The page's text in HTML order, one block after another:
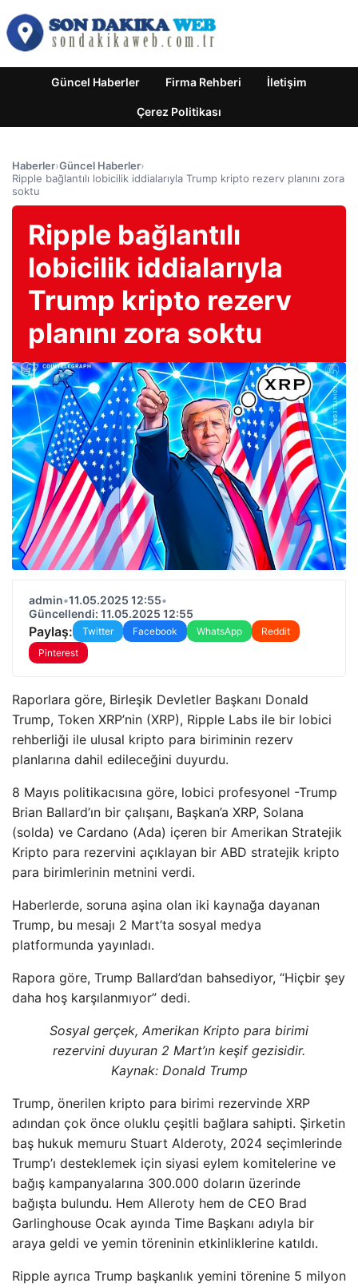
Güncel Haberler Firma Rehberi İletişim
Çerez Politikası
Haberler›Güncel Haberler›
Ripple bağlantılı lobicilik iddialarıyla Trump kripto rezerv planını zora
soktu
Ripple bağlantılı
lobicilik iddialarıyla
Trump kripto rezerv
planını zora soktu
admin•11.05.2025 12:55•
Güncellendi: 11.05.2025 12:55
Paylaş: Twitter Facebook WhatsApp
Reddit
Pinterest
Raporlara göre, Birleşik Devletler Başkanı Donald
Trump, Token XRP’nin (XRP), Ripple Labs ile bir lobici
rehberliği ile ulusal kripto para biriminin rezerv
planlarına dahil edileceğini duyurdu.
8 Mayıs politikacısına göre, lobici profesyonel -Trump
Brian Ballard’ın bir çalışanı, Başkan’a XRP, Solana
(solda) ve Cardano (Ada) içeren bir Amerikan Stratejik
Kripto para rezervini açıklayan bir ABD stratejik kripto
para birimlerinin metnini verdi.
Haberlerde, soruna aşina olan iki kaynağa dayanan
Trump, bu mesajı 2 Mart’ta sosyal medya
platformunda yayınladı.
Rapora göre, Trump Ballard’dan bahsediyor, “Hiçbir şey
daha hoş karşılanmıyor” dedi.
Sosyal gerçek, Amerikan Kripto para birimi
rezervini duyuran 2 Mart’ın keşif gezisidir.
Kaynak: Donald Trump
Trump, önerilen kripto para birimi rezervinde XRP
adından çok önce oluklu çeşitli bağlara sahipti. Şirketin
baş hukuk memuru Stuart Alderoty, 2024 seçimlerinde
Trump’ı desteklemek için siyasi eylem komitelerine ve
bağış kampanyalarına 300.000 doların üzerinde
bağışta bulundu. Hem Alleroty hem de CEO Brad
Garlinghouse Ocak ayında Time Başkanı adıyla bir
araya geldi ve yemin töreninin etkinliklerine katıldı.
Ripple ayrıca Trump başkanlık yemini törenine 5 milyon